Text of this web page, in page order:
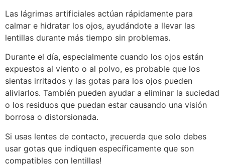
Las lágrimas artificiales actúan rápidamente para
calmar e hidratar los ojos, ayudándote a llevar las
lentillas durante más tiempo sin problemas.
Durante el día, especialmente cuando los ojos están
expuestos al viento o al polvo, es probable que los
sientas irritados y las gotas para los ojos pueden
aliviarlos. También pueden ayudar a eliminar la suciedad
o los residuos que puedan estar causando una visión
borrosa o distorsionada.
Si usas lentes de contacto, ¡recuerda que solo debes
usar gotas que indiquen específicamente que son
compatibles con lentillas!